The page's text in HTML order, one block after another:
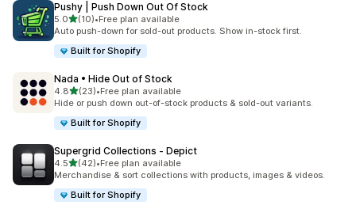
Pushy | Push Down Out Of Stock
5.0เต็ม 5 ดาว
(10)
ทั้งหมด 10 รีวิว
•Free plan available
Auto push-down for sold-out products. Show in-stock first.
Built for Shopify
Nada • Hide Out of Stock
4.8เต็ม 5 ดาว
(23)
ทั้งหมด 23 รีวิว
•Free plan available
Hide or push down out-of-stock products & sold-out variants.
Built for Shopify
Supergrid Collections ‑ Depict
4.5เต็ม 5 ดาว
(42)
ทั้งหมด 42 รีวิว
•Free plan available
Merchandise & sort collections with products, images & videos.
Built for Shopify